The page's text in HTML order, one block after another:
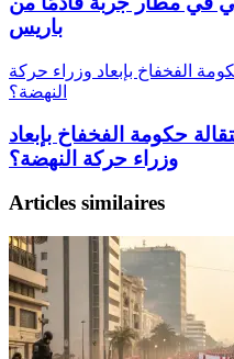
باريس
الفخفاخ بإبعاد وزراء حركة
النهضة؟
حكومة الفخفاخ بإبعاد
وزراء حركة النهضة؟
Articles similaires